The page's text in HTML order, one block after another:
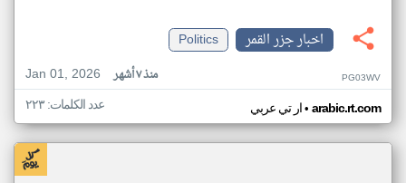
اخبار جزر القمر
Politics
Jan 01, 2026
منذ ٧ أشهر PG03WV
ار تي عربي• arabic.rt.com عدد الكلمات: ٢٢٣